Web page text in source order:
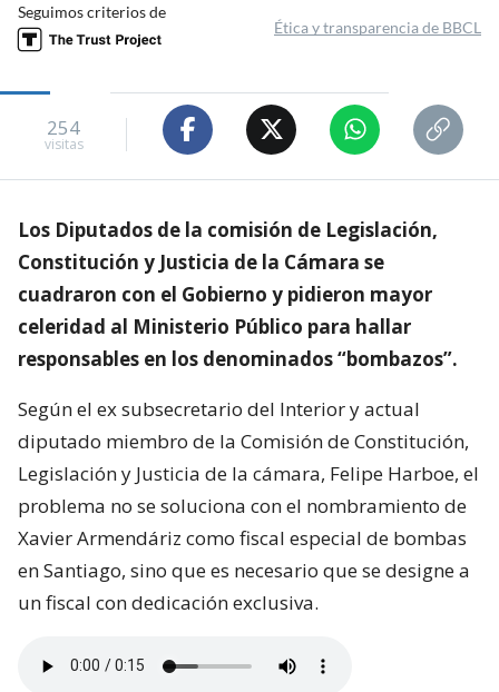
Seguimos criterios de
Ética y transparencia de BBCL
254
visitas
Los Diputados de la comisión de Legislación,
Constitución y Justicia de la Cámara se
cuadraron con el Gobierno y pidieron mayor
celeridad al Ministerio Público para hallar
responsables en los denominados “bombazos”.
Según el ex subsecretario del Interior y actual
diputado miembro de la Comisión de Constitución,
Legislación y Justicia de la cámara, Felipe Harboe, el
problema no se soluciona con el nombramiento de
Xavier Armendáriz como fiscal especial de bombas
en Santiago, sino que es necesario que se designe a
un fiscal con dedicación exclusiva.